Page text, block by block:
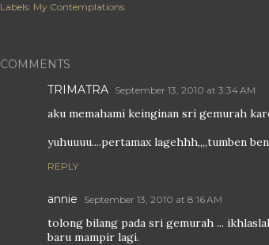
Labels: My Contemplations
COMMENTS
TRIMATRA September 13, 2010 at 3:34 AM
aku memahami keinginan sri gemurah
yuhuuuu....pertamax lagehhh,,,,tumben
REPLY
annie September 13, 2010 at 8:16 AM
tolong bilang pada sri gemurah ...
baru mampir lagi.